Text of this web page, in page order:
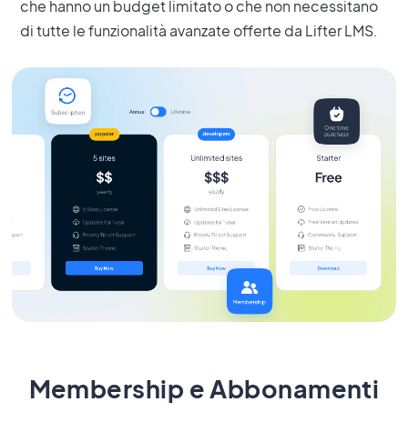
che hanno un budget limitato o che non necessitano
di tutte le funzionalità avanzate offerte da Lifter LMS.
Membership e Abbonamenti